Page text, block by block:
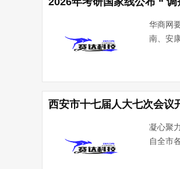
华商网
南、安
西安市十七届人大七次会议
凝心聚
自全市